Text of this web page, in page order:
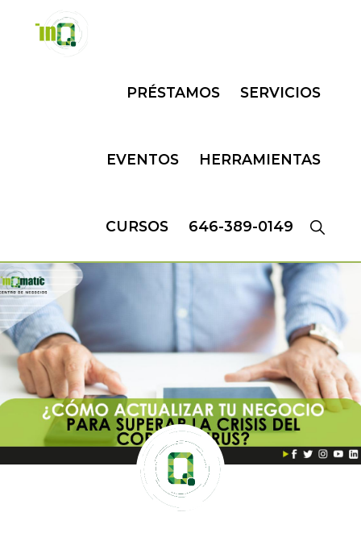
PRÉSTAMOS SERVICIOS
EVENTOS HERRAMIENTAS
CURSOS 646-389-0149